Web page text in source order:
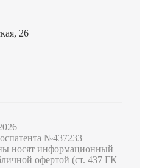
26
№4​3​7​2​3​3
носят информационный
офертой (ст. 437 ГК